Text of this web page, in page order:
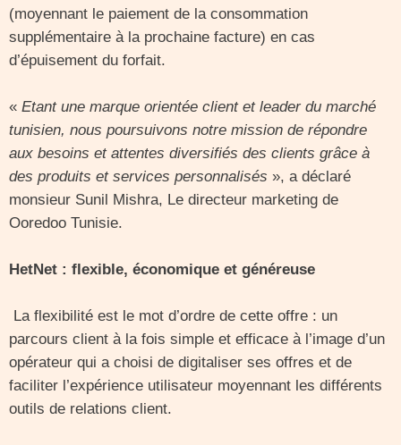
(moyennant le paiement de la consommation
supplémentaire à la prochaine facture) en cas
d’épuisement du forfait.
« Etant une marque orientée client et leader du marché
tunisien, nous poursuivons notre mission de répondre
aux besoins et attentes diversifiés des clients grâce à
des produits et services personnalisés », a déclaré
monsieur Sunil Mishra, Le directeur marketing de
Ooredoo Tunisie.
HetNet : flexible, économique et généreuse
La flexibilité est le mot d’ordre de cette offre : un
parcours client à la fois simple et efficace à l’image d’un
opérateur qui a choisi de digitaliser ses offres et de
faciliter l’expérience utilisateur moyennant les différents
outils de relations client.